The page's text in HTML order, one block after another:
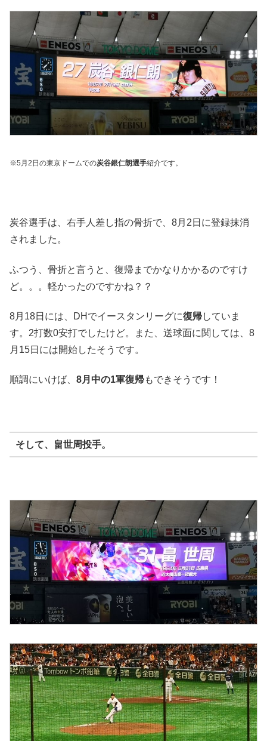
※5月2日の東京ドームでの炭谷銀仁朗選手紹介です。
炭谷選手は、右手人差し指の骨折で、8月2日に登録抹消
されました。
ふつう、骨折と言うと、復帰までかなりかかるのですけ
ど。。。軽かったのですかね？？
8月18日には、DHでイースタンリーグに復帰していま
す。2打数0安打でしたけど。また、送球面に関しては、8
月15日には開始したそうです。
順調にいけば、 8月中の1軍復帰もできそうです！
そして、 畠世周投手。